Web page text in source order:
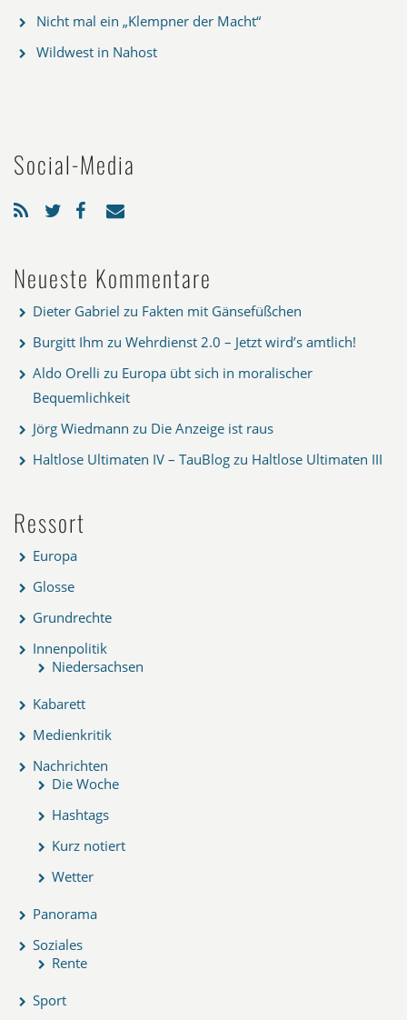
Nicht mal ein „Klempner der Macht“
Wildwest in Nahost
Social-Media
Neueste Kommentare
Dieter Gabriel zu Fakten mit Gänsefüßchen
Burgitt Ihm zu Wehrdienst 2.0 – Jetzt wird’s amtlich!
Aldo Orelli zu Europa übt sich in moralischer
Bequemlichkeit
Jörg Wiedmann zu Die Anzeige ist raus
Haltlose Ultimaten IV – TauBlog zu Haltlose Ultimaten III
Ressort
Europa
Glosse
Grundrechte
Innenpolitik
Niedersachsen
Kabarett
Medienkritik
Nachrichten
Die Woche
Hashtags
Kurz notiert
Wetter
Panorama
Soziales
Rente
Sport